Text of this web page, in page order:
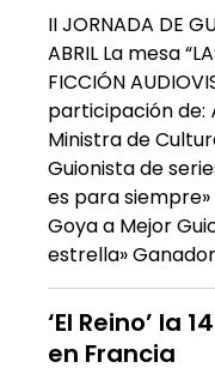
II JORNADA DE
ABRIL La mesa
FICCIÓN
participación de:
Ministra de
Guionista de
es para
Goya a Mejor
estrella»
‘El Reino’ la
en Francia